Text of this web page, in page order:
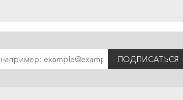
ПОДПИСАТЬСЯ